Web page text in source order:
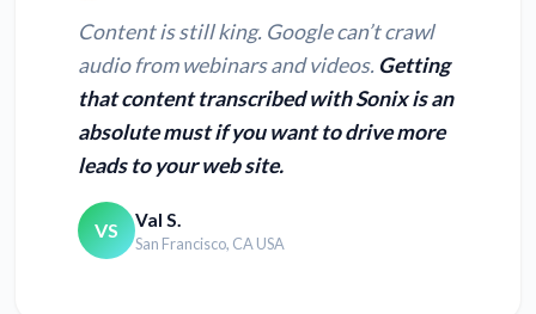
Content is still king. Google can’t crawl
audio from webinars and videos. Getting
that content transcribed with Sonix is an
absolute must if you want to drive more
leads to your web site.
VS Val S.
San Francisco, CA USA